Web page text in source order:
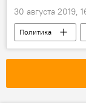
30 августа 2019,
Политика
Avia Invest